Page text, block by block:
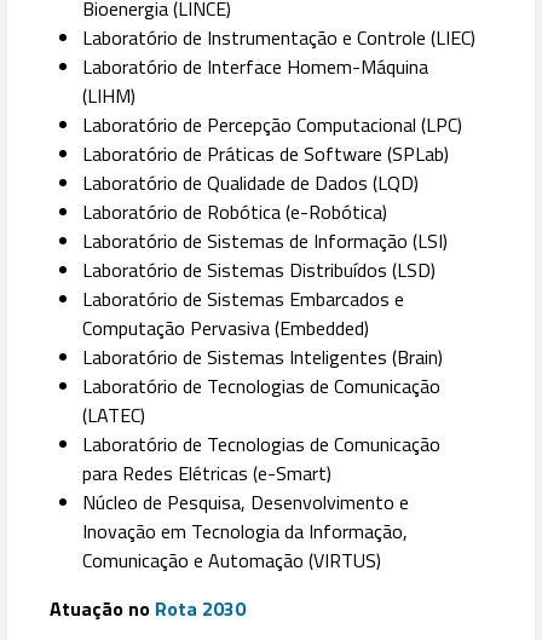
Bioenergia (LINCE)
Laboratório de Instrumentação e Controle (LIEC)
Laboratório de Interface Homem-Máquina
(LIHM)
Laboratório de Percepção Computacional (LPC)
Laboratório de Práticas de Software (SPLab)
Laboratório de Qualidade de Dados (LQD)
Laboratório de Robótica (e-Robótica)
Laboratório de Sistemas de Informação (LSI)
Laboratório de Sistemas Distribuídos (LSD)
Laboratório de Sistemas Embarcados e
Computação Pervasiva (Embedded)
Laboratório de Sistemas Inteligentes (Brain)
Laboratório de Tecnologias de Comunicação
(LATEC)
Laboratório de Tecnologias de Comunicação
para Redes Elétricas (e-Smart)
Núcleo de Pesquisa, Desenvolvimento e
Inovação em Tecnologia da Informação,
Comunicação e Automação (VIRTUS)
Atuação no Rota 2030